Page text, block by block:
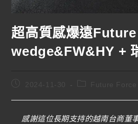
超高質感爆遠
wedge&FW&HY +
2024-11-30
感謝這位長期支持的越南台商董